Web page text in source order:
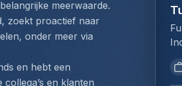
meerwaarde.
zoekt proactief naar
onder meer via
en hebt een
en klanten